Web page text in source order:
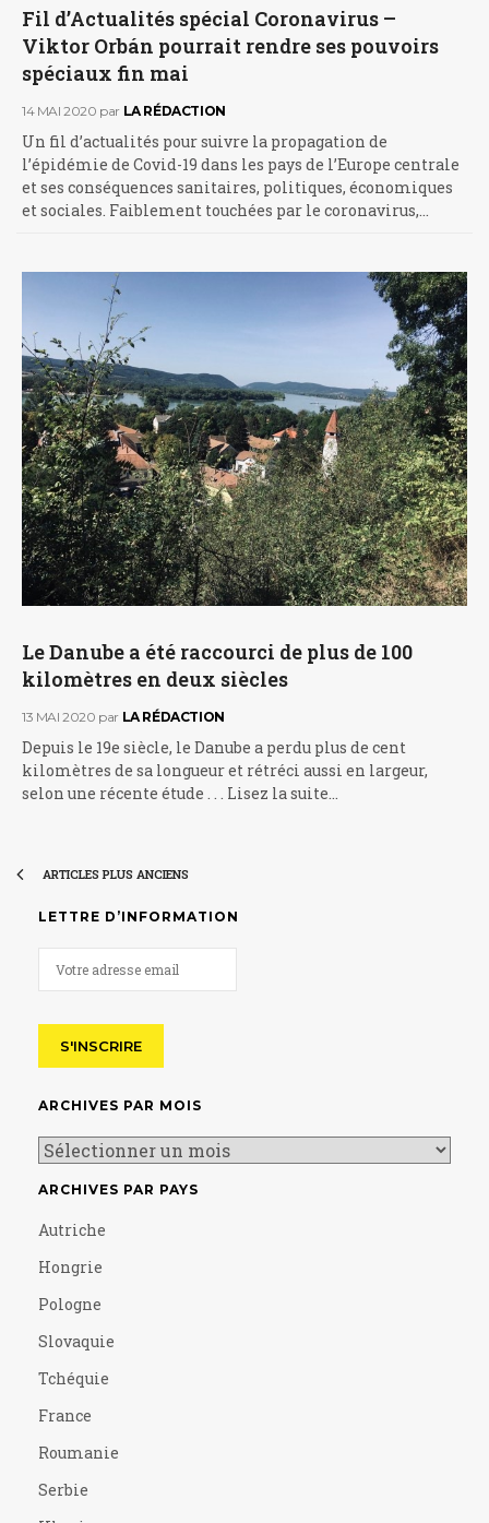
Fil d’Actualités spécial Coronavirus –
Viktor Orbán pourrait rendre ses pouvoirs
spéciaux fin mai
14 MAI 2020 par LA RÉDACTION
Un fil d’actualités pour suivre la propagation de
l’épidémie de Covid-19 dans les pays de l’Europe centrale
et ses conséquences sanitaires, politiques, économiques
et sociales. Faiblement touchées par le coronavirus,…
Le Danube a été raccourci de plus de 100
kilomètres en deux siècles
13 MAI 2020 par LA RÉDACTION
Depuis le 19e siècle, le Danube a perdu plus de cent
kilomètres de sa longueur et rétréci aussi en largeur,
selon une récente étude . . . Lisez la suite…
ARTICLES PLUS ANCIENS
LETTRE D’INFORMATION
ARCHIVES PAR MOIS
ARCHIVES PAR PAYS
Autriche
Hongrie
Pologne
Slovaquie
Tchéquie
France
Roumanie
Serbie